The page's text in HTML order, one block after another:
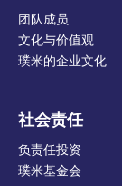
团队成员
文化与价值观
璞米的企业文化
社会责任
负责任投资
璞米基金会